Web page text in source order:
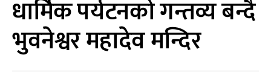
धार्मिक पर्यटनको गन्तव्य बन्दै
भुवनेश्वर महादेव मन्दिर